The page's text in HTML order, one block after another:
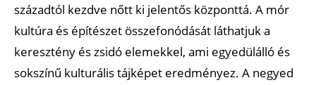
századtól kezdve nőtt ki jelentős központtá. A mór
kultúra és építészet összefonódását láthatjuk a
keresztény és zsidó elemekkel, ami egyedülálló és
sokszínű kulturális tájképet eredményez. A negyed